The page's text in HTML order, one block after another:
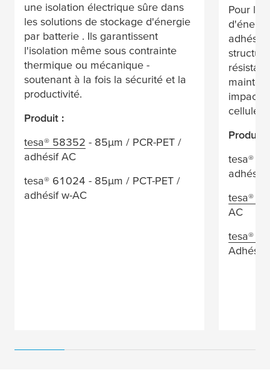
une isolation électrique sûre dans
les solutions de stockage d'énergie
par batterie . Ils garantissent
l'isolation même sous contrainte
thermique ou mécanique -
soutenant à la fois la sécurité et la
productivité.
Produit :
tesa® 58352 - 85µm / PCR-PET /
adhésif AC
tesa® 61024 - 85µm / PCT-PET /
adhésif w-AC
Pour
impact
cellules.
Produit :
tesa®
adhésif
tesa®
AC
tesa®
Adhésif